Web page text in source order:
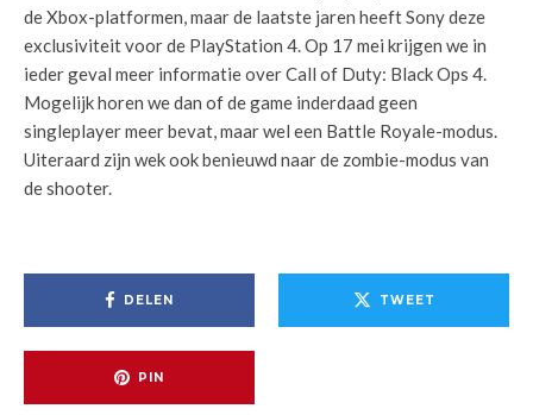
de Xbox-platformen, maar de laatste jaren heeft Sony deze
exclusiviteit voor de PlayStation 4. Op 17 mei krijgen we in
ieder geval meer informatie over Call of Duty: Black Ops 4.
Mogelijk horen we dan of de game inderdaad geen
singleplayer meer bevat, maar wel een Battle Royale-modus.
Uiteraard zijn wek ook benieuwd naar de zombie-modus van
de shooter.
DELEN TWEET
PIN